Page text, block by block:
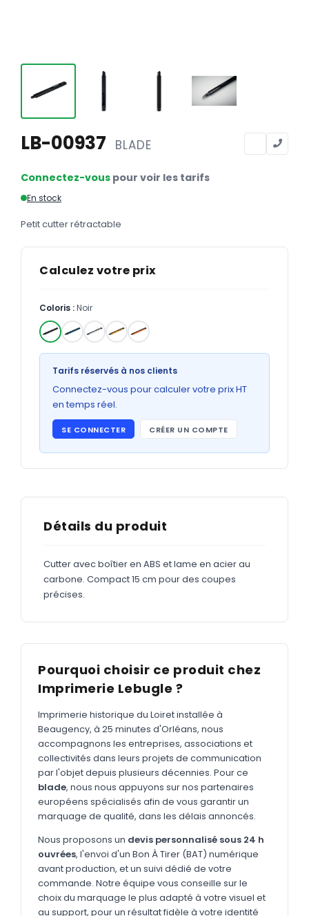
Tête de lettre
Sous-mains
Chemises
Bons de commande
GRAND FORMAT
Abribus
Plans
Bâche
ADHÉSIFS
Étiquettes adhésives en bobine
Adhésifs vitrine
MARQUAGE TEXTILE
Tee-shirts
Polos Nouveau
Sweatshirts
GOODIES
Catalogue complet Nouveau
Bureau & écriture
Sacs & voyages
Verres & déjeuner
Technologie
Vêtements
Outils & porte-clés
LB-00937 BLADE
Connectez-vous pour voir les tarifs
En stock
Petit cutter rétractable
Calculez votre prix
Coloris :Noir
Tarifs réservés à nos clients
Connectez-vous pour calculer votre prix HT
en temps réel.
SE CONNECTER CRÉER UN COMPTE
Détails du produit
Cutter avec boîtier en ABS et lame en acier au
carbone. Compact 15 cm pour des coupes
précises.
Pourquoi choisir ce produit chez
Imprimerie Lebugle ?
Imprimerie historique du Loiret installée à
Beaugency, à 25 minutes d'Orléans, nous
accompagnons les entreprises, associations et
collectivités dans leurs projets de communication
par l'objet depuis plusieurs décennies. Pour ce
blade, nous nous appuyons sur nos partenaires
européens spécialisés afin de vous garantir un
marquage de qualité, dans les délais annoncés.
Nous proposons un devis personnalisé sous 24 h
ouvrées, l'envoi d'un Bon À Tirer (BAT) numérique
avant production, et un suivi dédié de votre
commande. Notre équipe vous conseille sur le
choix du marquage le plus adapté à votre visuel et
au support, pour un résultat fidèle à votre identité